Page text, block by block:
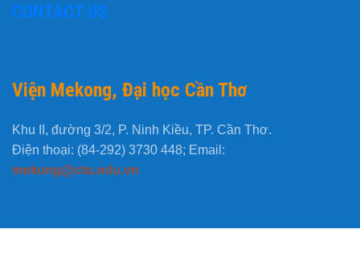
CONTACT US
Viện Mekong, Đại học Cần Thơ
Khu II, đường 3/2, P. Ninh Kiều, TP. Cần Thơ.
Điện thoại: (84-292) 3730 448; Email:
mekong@ctu.edu.vn